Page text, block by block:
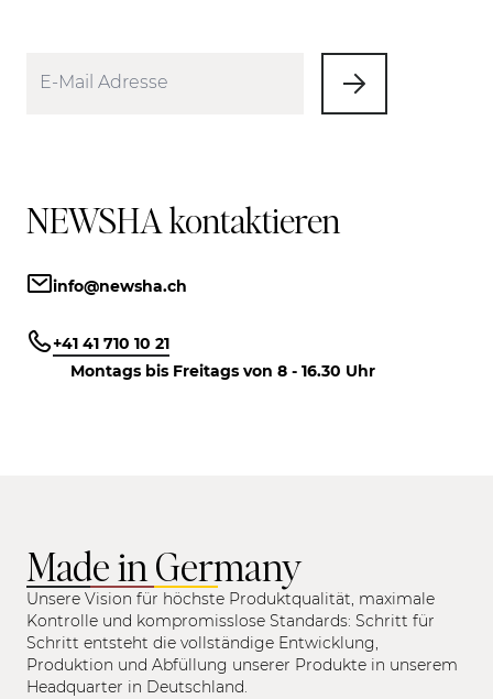
NEWSHA kontaktieren
info@newsha.ch
+41 41 710 10 21
Montags bis Freitags von 8 - 16.30 Uhr
Made in Germany
Unsere Vision für höchste Produktqualität, maximale
Kontrolle und kompromisslose Standards: Schritt für
Schritt entsteht die vollständige Entwicklung,
Produktion und Abfüllung unserer Produkte in unserem
Headquarter in Deutschland.